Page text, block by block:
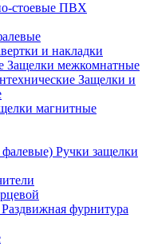
стоевые ПВХ
и накладки
Защелки межкомнатные
Защелки и
магнитные
Ручки защелки
Раздвижная фурнитура